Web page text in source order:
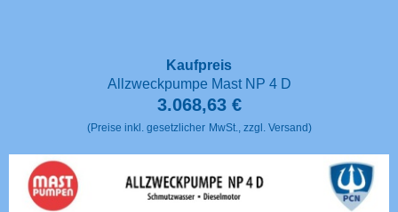
Kaufpreis
Allzweckpumpe Mast NP 4 D
3.068,63 €
(Preise inkl. gesetzlicher MwSt., zzgl. Versand)